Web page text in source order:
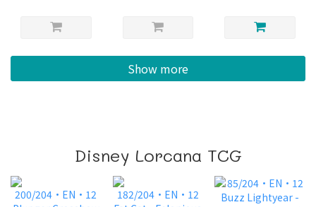
Show more
Disney Lorcana TCG